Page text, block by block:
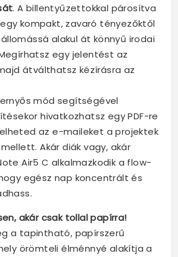
. A billentyűzettokkal párosítva
kompakt, zavaró tényezőktől
alakul át könnyű irodai
egy jelentést az
átválthatsz kézírásra az
mód segítségével
hivatkozhatsz egy PDF-re
az e-maileket a projektek
Akár diák vagy, akár
Air5 C alkalmazkodik a flow-
egész nap koncentrált és
akár csak tollal papírra!
a tapintható, papírszerű
örömteli élménnyé alakítja a